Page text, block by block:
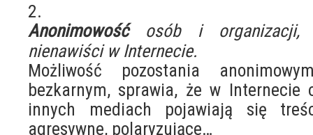
2.
Anonimowośćosób i organizacji,
nienawiści w Internecie.
Możliwość pozostania
bezkarnym, sprawia, że w
innych mediach pojawiają się
agresywne, polaryzujące…